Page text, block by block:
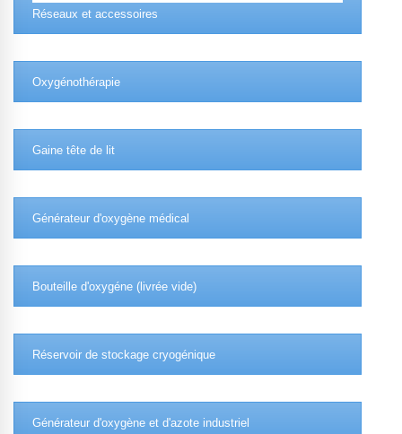
Réseaux et accessoires
Oxygénothérapie
Gaine tête de lit
Générateur d'oxygène médical
Bouteille d'oxygéne (livrée vide)
Réservoir de stockage cryogénique
Générateur d'oxygène et d'azote industriel